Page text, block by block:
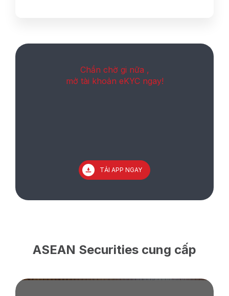
Chần chờ gi nữa ,
mở tài khoản eKYC ngay!
TẢI APP NGAY
ASEAN Securities cung cấp